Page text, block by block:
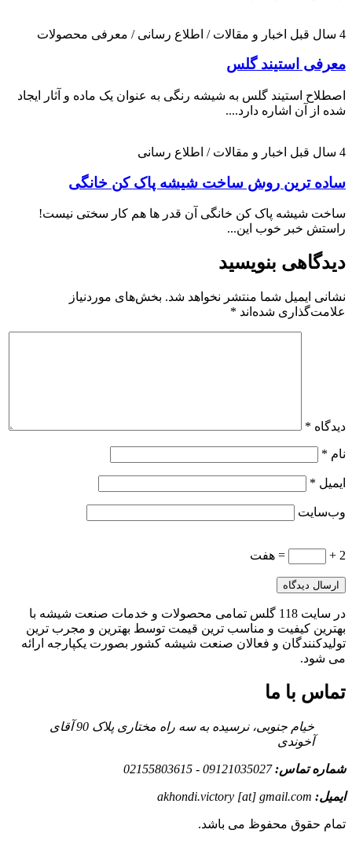
4 سال قبل اخبار و مقالات / اطلاع رسانی / معرفی محصولات
معرفی استیند گلس
اصطلاح استیند گلس به شیشه رنگی به عنوان یک ماده و آثار ایجاد
شده از آن اشاره دارد....
4 سال قبل اخبار و مقالات / اطلاع رسانی
ساده ترین روش ساخت شیشه پاک کن خانگی
ساخت شیشه پاک کن خانگی آن قدر ها هم کار سختی نیست!
راستش خبر خوب این...
دیدگاهی بنویسید
نشانی ایمیل شما منتشر نخواهد شد. بخش‌های موردنیاز
علامت‌گذاری شده‌اند *
دیدگاه *
نام *
ایمیل *
وب‌سایت
2 + = هفت
در سایت 118 گلس تمامی محصولات و خدمات صنعت شیشه با
بهترین کیفیت و مناسب ترین قیمت توسط بهترین و مجرب ترین
تولیدکنندگان و فعالان صنعت شیشه کشور بصورت یکپارجه ارائه
می شود.
تماس با ما
خیام جنوبی، نرسیده به سه راه مختاری پلاک 90 آقای
آخوندی
شماره تماس:09121035027 - 02155803615
ایمیل: akhondi.victory [at] gmail.com
تمام حقوق محفوظ می باشد.